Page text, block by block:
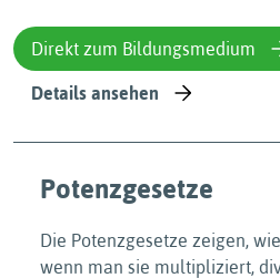
Direkt zum Bildungsmedium
Details ansehen
Potenzgesetze
Die Potenzgesetze zeigen,
wenn man sie multipliziert,